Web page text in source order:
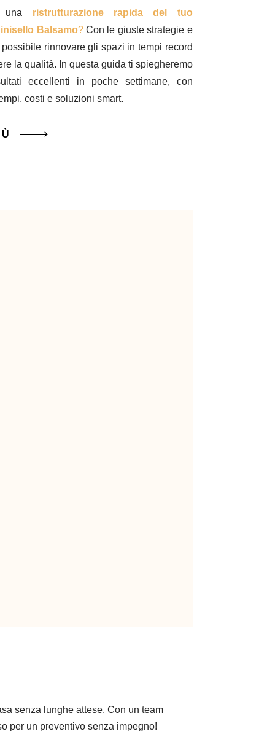
una ristrutturazione rapida del tuo
Balsamo?Con le giuste strategie e
rinnovare gli spazi in tempi record
la qualità. In questa guida ti spiegheremo
eccellenti in poche settimane, con
costi e soluzioni smart.
senza lunghe attese. Con un team
per un preventivo senza impegno!